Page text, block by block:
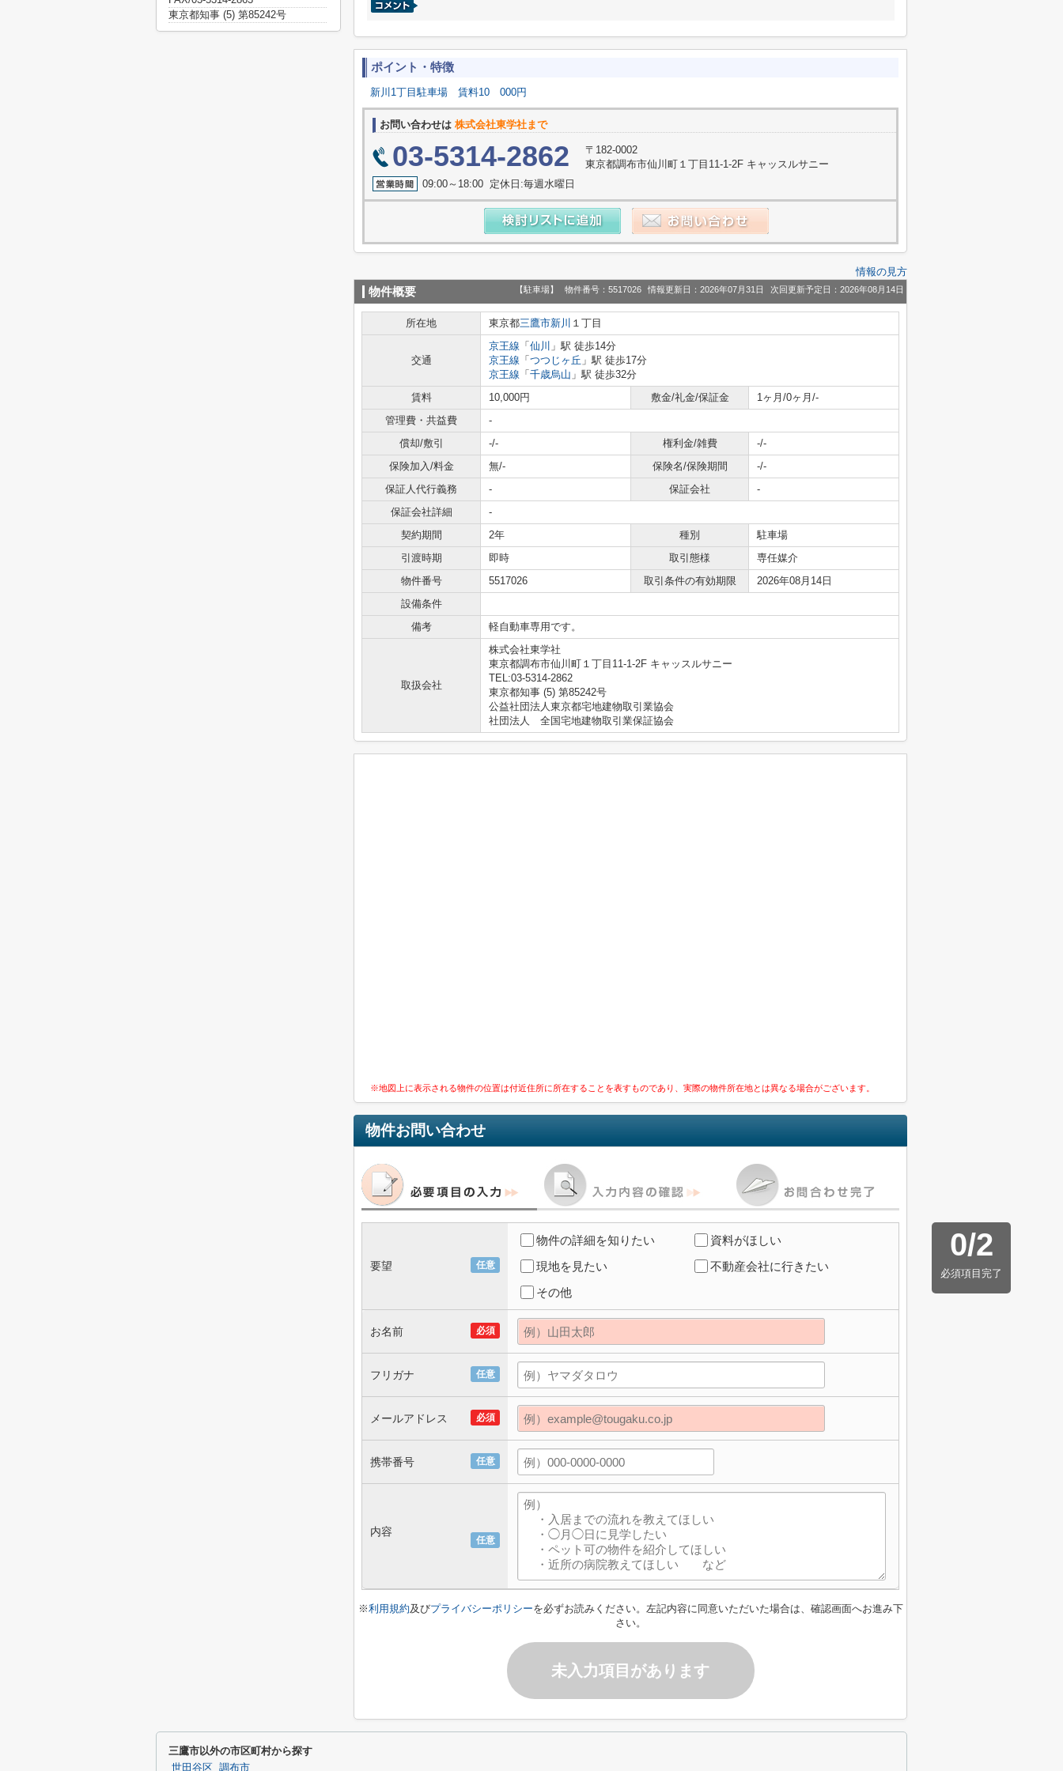
ポイント・特徴
新川1丁目駐車場 賃料10 000円
お問い合わせは 株式会社東学社まで
03-5314-2862
〒182-0002
東京都調布市仙川町１丁目11-1-2F キャッスルサニー
09:00～18:00 定休日:毎週水曜日
情報の見方
物件概要 【駐車場】 物件番号：5517026 情報更新日：2026年07月31日 次回更新予定日：2026年08月14日
所在地 東京都三鷹市新川 １丁目
交通
京王線 「 仙川 」駅 徒歩14分
京王線 「 つつじヶ丘 」駅 徒歩17分
京王線 「 千歳烏山 」駅 徒歩32分
賃料
10,000円 敷金/礼金/保証金
1ヶ月/0ヶ月/-
管理費・共益費
-
償却/敷引
-/- 権利金/雑費
-/-
保険加入/料金
無/- 保険名/保険期間
-/-
保証人代行義務
- 保証会社
-
保証会社詳細
-
契約期間
2年 種別
駐車場
引渡時期
即時 取引態様
専任媒介
物件番号
5517026 取引条件の有効期限
2026年08月14日
設備条件
備考
軽自動車専用です。
取扱会社
株式会社東学社
東京都調布市仙川町１丁目11-1-2F キャッスルサニー
TEL:03-5314-2862
東京都知事 (5) 第85242号
公益社団法人東京都宅地建物取引業協会
社団法人 全国宅地建物取引業保証協会
※地図上に表示される物件の位置は付近住所に所在することを表すものであり、実際の物件所在地とは異なる場合がございます。
物件お問い合わせ
0/2
必須項目完了
任意
要望
物件の詳細を知りたい
資料がほしい
現地を見たい
不動産会社に行きたい
その他
必須
お名前
任意
フリガナ
必須
メールアドレス
任意
携帯番号
任意
内容
※利用規約及びプライバシーポリシーを必ずお読みください。左記内容に同意いただいた場合は、確認画面へお進み下
さい。
未入力項目があります
東京都知事 (5) 第85242号
三鷹市以外の市区町村から探す
世田谷区 調布市